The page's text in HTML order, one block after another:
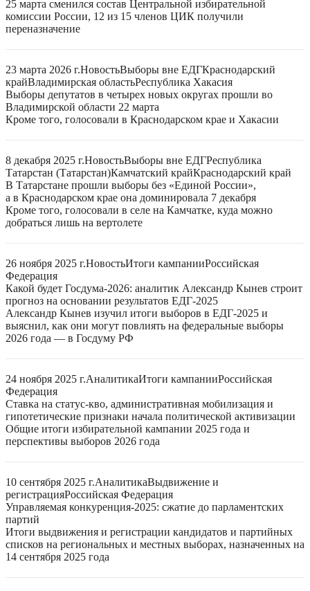
25 марта сменился состав Центральной избирательной
комиссии России, 12 из 15 членов ЦИК получили
переназначение
23 марта 2026 г.НовостьВыборы вне ЕДГКраснодарский
крайВладимирская областьРеспублика Хакасия
Выборы депутатов в четырех новых округах прошли во
Владимирской области 22 марта
Кроме того, голосовали в Краснодарском крае и Хакасии
8 декабря 2025 г.НовостьВыборы вне ЕДГРеспублика
Татарстан (Татарстан)Камчатский крайКраснодарский край
В Татарстане прошли выборы без «Единой России»,
а в Краснодарском крае она доминировала 7 декабря
Кроме того, голосовали в селе на Камчатке, куда можно
добраться лишь на вертолете
26 ноября 2025 г.НовостьИтоги кампанииРоссийская
Федерация
Какой будет Госдума-2026: аналитик Александр Кынев строит
прогноз на основании результатов ЕДГ-2025
Александр Кынев изучил итоги выборов в ЕДГ-2025 и
выяснил, как они могут повлиять на федеральные выборы
2026 года — в Госдуму РФ
24 ноября 2025 г.АналитикаИтоги кампанииРоссийская
Федерация
Ставка на статус-кво, административная мобилизация и
гипотетические признаки начала политической активизации
Общие итоги избирательной кампании 2025 года и
перспективы выборов 2026 года
10 сентября 2025 г.АналитикаВыдвижение и
регистрацияРоссийская Федерация
Управляемая конкуренция-2025: сжатие до парламентских
партий
Итоги выдвижения и регистрации кандидатов и партийных
списков на региональных и местных выборах, назначенных на
14 сентября 2025 года